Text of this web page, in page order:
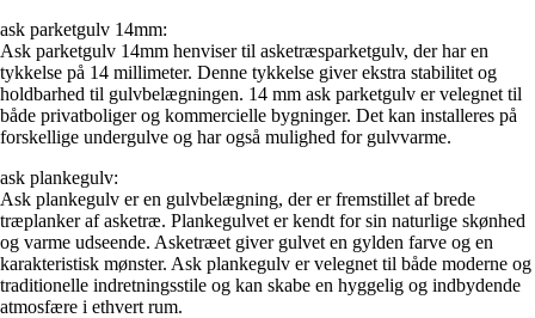
ask parketgulv 14mm:
Ask parketgulv 14mm henviser til asketræsparketgulv, der har en
tykkelse på 14 millimeter. Denne tykkelse giver ekstra stabilitet og
holdbarhed til gulvbelægningen. 14 mm ask parketgulv er velegnet til
både privatboliger og kommercielle bygninger. Det kan installeres på
forskellige undergulve og har også mulighed for gulvvarme.
ask plankegulv:
Ask plankegulv er en gulvbelægning, der er fremstillet af brede
træplanker af asketræ. Plankegulvet er kendt for sin naturlige skønhed
og varme udseende. Asketræet giver gulvet en gylden farve og en
karakteristisk mønster. Ask plankegulv er velegnet til både moderne og
traditionelle indretningsstile og kan skabe en hyggelig og indbydende
atmosfære i ethvert rum.